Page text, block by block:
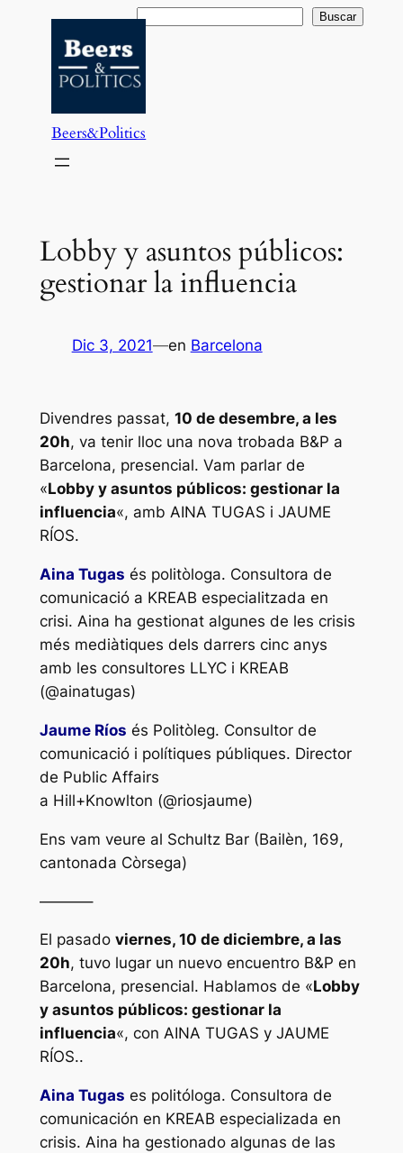
contenido
Buscar Buscar
Beers&Politics
Lobby y asuntos públicos:
gestionar la influencia
Dic 3, 2021—en Barcelona
Divendres passat, 10 de desembre, a les
20h, va tenir lloc una nova trobada B&P a
Barcelona, presencial. Vam parlar de
«Lobby y asuntos públicos: gestionar la
influencia«, amb AINA TUGAS i JAUME
RÍOS.
Aina Tugas és politòloga. Consultora de
comunicació a KREAB especialitzada en
crisi. Aina ha gestionat algunes de les crisis
més mediàtiques dels darrers cinc anys
amb les consultores LLYC i KREAB
(@ainatugas)
Jaume Ríos és Politòleg. Consultor de
comunicació i polítiques públiques. Director
de Public Affairs
a Hill+Knowlton (@riosjaume)
Ens vam veure al Schultz Bar (Bailèn, 169,
cantonada Còrsega)
———–
El pasado viernes, 10 de diciembre, a las
20h, tuvo lugar un nuevo encuentro B&P en
Barcelona, presencial. Hablamos de «Lobby
y asuntos públicos: gestionar la
influencia«, con AINA TUGAS y JAUME
RÍOS..
Aina Tugas es politóloga. Consultora de
comunicación en KREAB especializada en
crisis. Aina ha gestionado algunas de las